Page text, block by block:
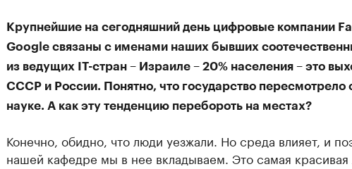
Крупнейшие на сегодняшний день цифровые компании
Google связаны с именами наших бывших
из ведущих IT-стран – Израиле – 20% населения – это
СССР и России. Понятно, что государство пересмотрело
науке. А как эту тенденцию перебороть на местах?
Конечно, обидно, что люди уезжали. Но среда влияет, и
нашей кафедре мы в нее вкладываем. Это самая красивая